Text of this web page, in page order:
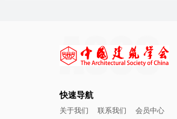
快速导航
关于我们 联系我们
会员中心